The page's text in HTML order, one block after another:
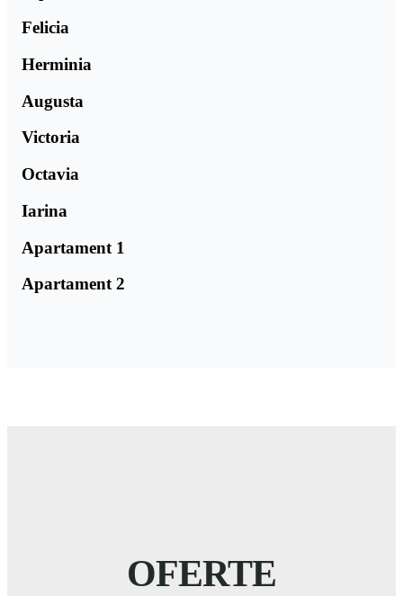
Felicia
Herminia
Augusta
Victoria
Octavia
Iarina
Apartament 1
Apartament 2
OFERTE